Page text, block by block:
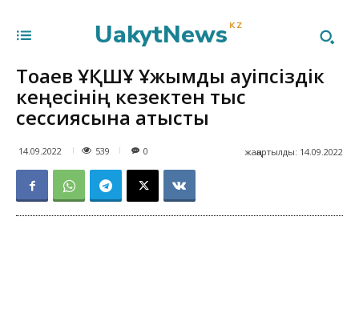
UakytNews KZ
Тоқаев ҰҚШҰ Ұжымдық қауіпсіздік
кеңесінің кезектен тыс
сессиясына қатысты
14.09.2022 539 жаңартылды: 14.09.2022
0